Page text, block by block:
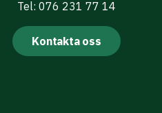
Tel: 076 231 77 14
Kontakta oss